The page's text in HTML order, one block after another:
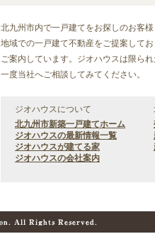
北九州市内で一戸建てをお探しのお客
地域での一戸建て不動産をご提案して
ご案内しています。ジオハウスは限ら
一度当社へご相談してみてください。
ジオハウスについて
北九州市新築一戸建てホーム
ジオハウスの最新情報一覧
ジオハウスが建てる家
ジオハウスの会社案内